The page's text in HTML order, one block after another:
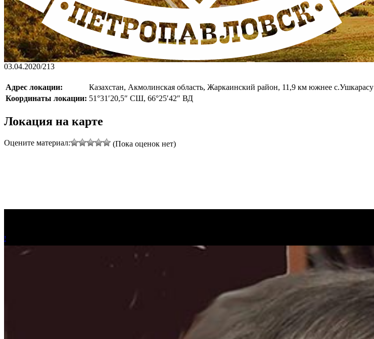
03.04.2020/213
Адрес локации:
Казахстан, Акмолинская область, Жаркаинский район, 11,9 км южнее с.Ушкарасу
Координаты локации: 51°31′20,5″ СШ, 66°25′42″ ВД
Локация на карте
Оцените материал: (Пока оценок нет)
!